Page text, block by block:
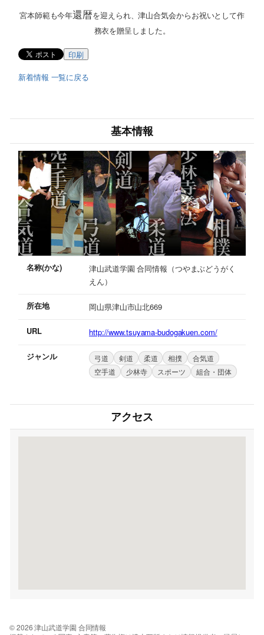
宮本師範も今年還暦を迎えられ、津山合気会からお祝いとして作
務衣を贈呈しました。
印刷
新着情報 一覧に戻る
基本情報
名称(かな)
津山武道学園 合同情報（つやまぶどうがく
えん）
所在地 岡山県津山市山北669
URL http://www.tsuyama-budogakuen.com/
ジャンル 弓道 剣道 柔道 相撲
合気道
空手道
少林寺 スポーツ 組合・団体
アクセス
© 2026 津山武道学園 合同情報